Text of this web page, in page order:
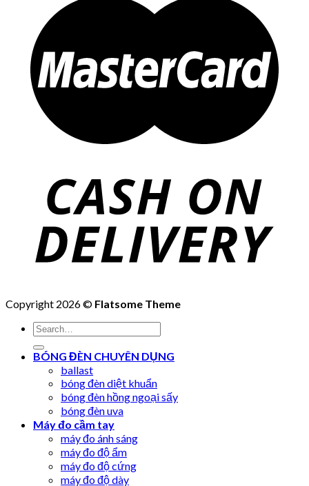
Copyright 2026 © Flatsome Theme
Search
for:
BÓNG ĐÈN CHUYÊN DỤNG
ballast
bóng đèn diệt khuẩn
bóng đèn hồng ngoại sấy
bóng đèn uva
Máy đo cầm tay
máy đo ánh sáng
máy đo độ ẩm
máy đo độ cứng
máy đo độ dày